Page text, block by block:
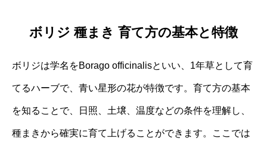
ボリジ 種まき 育て方の基本と特徴
ボリジは学名をBorago officinalisといい、1年草として育
てるハーブで、青い星形の花が特徴です。育て方の基本
を知ることで、日照、土壌、温度などの条件を理解し、
種まきから確実に育て上げることができます。ここでは